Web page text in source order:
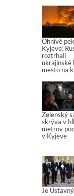
Ohnivé
Kyjeve:
roztrhali
ukrajinské
mesto na
Zelenský
skrýva v
metrov
v Kyjeve
Je